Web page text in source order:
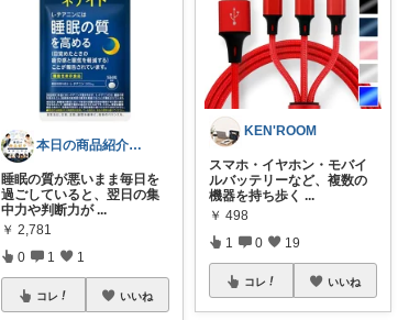
本日の商品紹介（営業にまつわる商品紹介）
睡眠の質が悪いまま毎日を
過ごしていると、翌日の集
中力や判断力が ...
￥ 2,781
0 1 1
コレ いいね
KEN'ROOM
スマホ・イヤホン・モバイ
ルバッテリーなど、複数の
機器を持ち歩く ...
￥ 498
1 0 19
コレ いいね